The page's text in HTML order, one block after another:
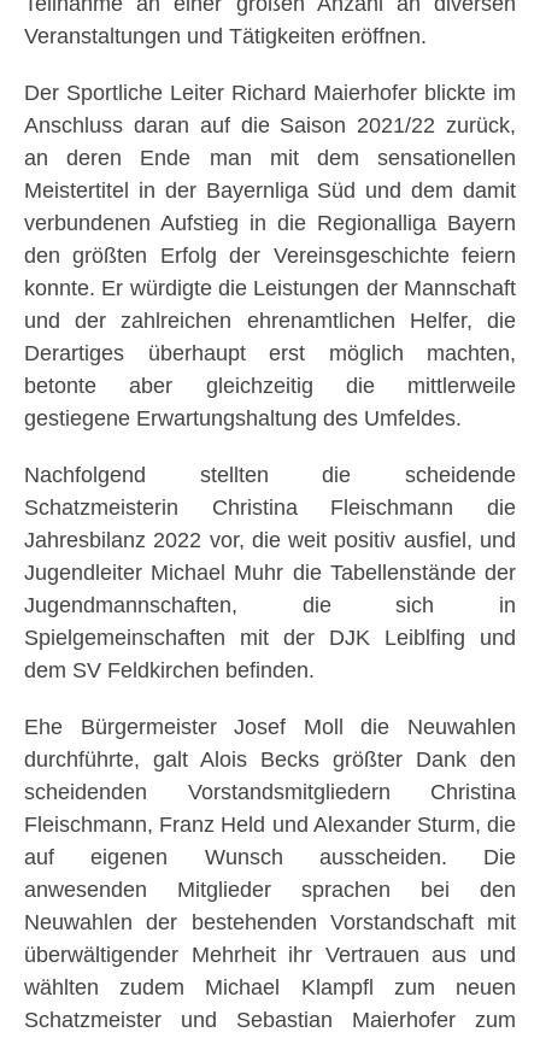
Veranstaltungen und Tätigkeiten eröffnen.
Der Sportliche Leiter Richard Maierhofer blickte im
Anschluss daran auf die Saison 2021/22 zurück,
an deren Ende man mit dem sensationellen
Meistertitel in der Bayernliga Süd und dem damit
verbundenen Aufstieg in die Regionalliga Bayern
den größten Erfolg der Vereinsgeschichte feiern
konnte. Er würdigte die Leistungen der Mannschaft
und der zahlreichen ehrenamtlichen Helfer, die
Derartiges überhaupt erst möglich machten,
betonte aber gleichzeitig die mittlerweile
gestiegene Erwartungshaltung des Umfeldes.
Nachfolgend stellten die scheidende
Schatzmeisterin Christina Fleischmann die
Jahresbilanz 2022 vor, die weit positiv ausfiel, und
Jugendleiter Michael Muhr die Tabellenstände der
Jugendmannschaften, die sich in
Spielgemeinschaften mit der DJK Leiblfing und
dem SV Feldkirchen befinden.
Ehe Bürgermeister Josef Moll die Neuwahlen
durchführte, galt Alois Becks größter Dank den
scheidenden Vorstandsmitgliedern Christina
Fleischmann, Franz Held und Alexander Sturm, die
auf eigenen Wunsch ausscheiden. Die
anwesenden Mitglieder sprachen bei den
Neuwahlen der bestehenden Vorstandschaft mit
überwältigender Mehrheit ihr Vertrauen aus und
wählten zudem Michael Klampfl zum neuen
Schatzmeister und Sebastian Maierhofer zum